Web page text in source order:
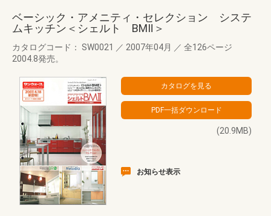
ベーシック・アメニティ・セレクション システ
ムキッチン＜シェルト BMⅡ＞
カタログコード： SW0021 ／ 2007年04月 ／ 全126ページ
2004.8発売。
(20.9MB)
お知らせ表示